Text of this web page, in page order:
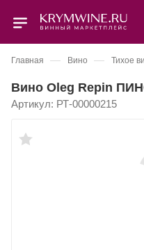
Главная — Вино — Тихое
Вино Oleg Repin
Артикул: РТ-00000215